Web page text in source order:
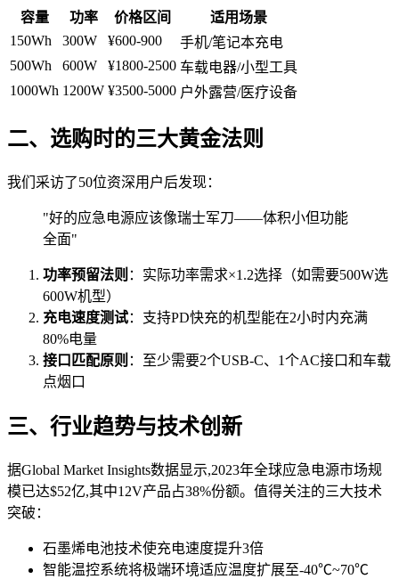
容量 功率 价格区间
适用场景
150Wh
300W ¥600-900
手机/笔记本充电
500Wh
600W ¥1800-2500 车载电器/小型工具
1000Wh 1200W ¥3500-5000 户外露营/医疗设备
二、选购时的三大黄金法则
我们采访了50位资深用户后发现：
"好的应急电源应该像瑞士军刀——体积小但功能
全面"
功率预留法则 ：实际功率需求×1.2选择（如需要500W选
600W机型）
充电速度测试：支持PD快充的机型能在2小时内充满
80%电量
接口匹配原则 ：至少需要2个USB-C、1个AC接口和车载
点烟口
三、行业趋势与技术创新
据Global Market Insights数据显示,2023年全球应急电源市场规
模已达$52亿,其中12V产品占38%份额。值得关注的三大技术
突破：
石墨烯电池技术使充电速度提升3倍
智能温控系统将极端环境适应温度扩展至-40℃~70℃